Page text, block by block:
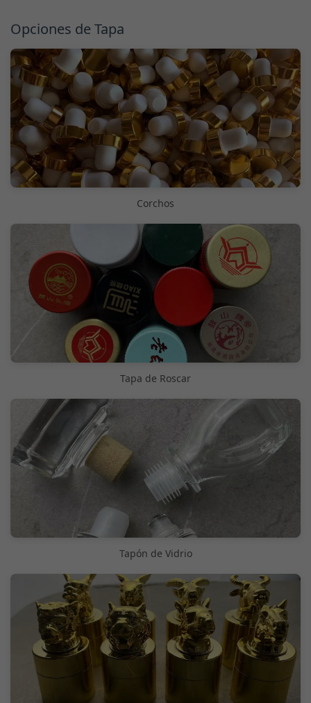
Opciones de Tapa
Corchos
Tapa de Roscar
Tapón de Vidrio